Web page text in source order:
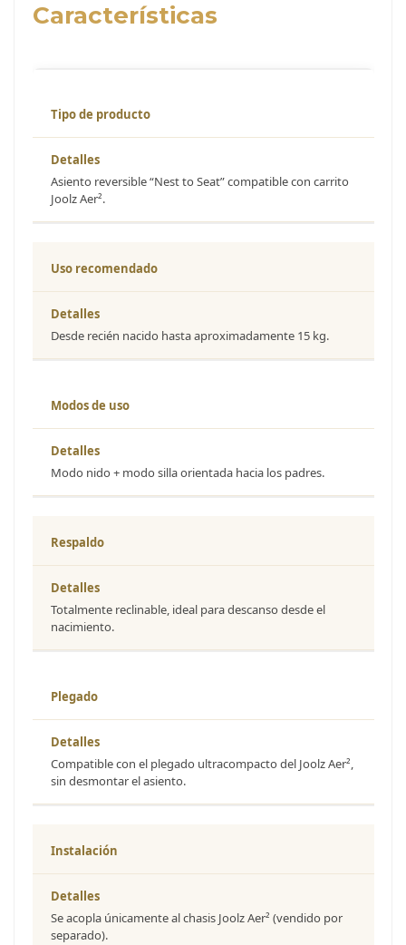
Características
Tipo de producto
Asiento reversible “Nest to Seat” compatible con carrito
Joolz Aer².
Uso recomendado
Desde recién nacido hasta aproximadamente 15 kg.
Modos de uso
Modo nido + modo silla orientada hacia los padres.
Respaldo
Totalmente reclinable, ideal para descanso desde el
nacimiento.
Plegado
Compatible con el plegado ultracompacto del Joolz Aer²,
sin desmontar el asiento.
Instalación
Se acopla únicamente al chasis Joolz Aer² (vendido por
separado).